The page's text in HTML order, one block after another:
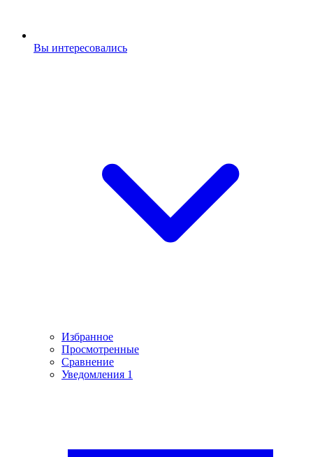
Вы интересовались
Избранное
Просмотренные
Сравнение
Уведомления 1